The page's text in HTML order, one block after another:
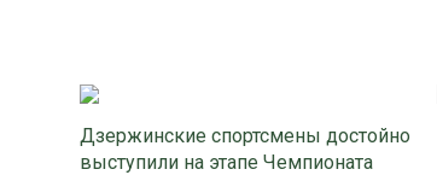
Дзержинские спортсмены достойно
выступили на этапе Чемпионата